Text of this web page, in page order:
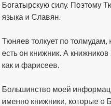
Богатырскую силу. Поэтому
языка и Славян.
Тюняев толкует по толмудам,
есть он книжник. А
как и фарисеев.
Большинство моей
именно книжники, которые о